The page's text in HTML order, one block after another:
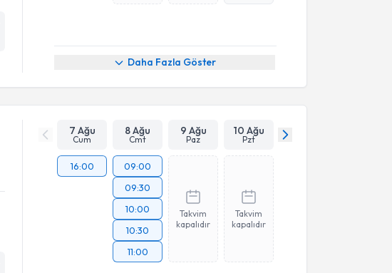
Daha Fazla Göster
7 Ağu
Cum
8 Ağu
Cmt
9 Ağu
Paz
10 Ağu
Pzt
16:00
09:00
09:30
10:00
10:30
11:00
Takvim
kapalıdır
Takvim
kapalıdır